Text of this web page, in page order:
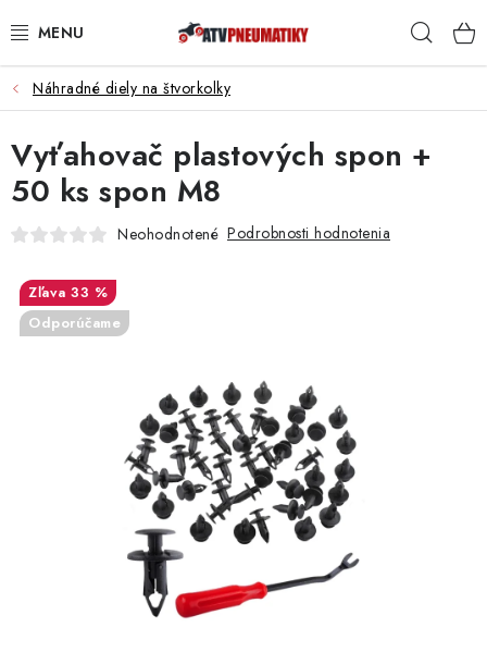
na
PNEUMATIKY
DISKY
ROZŠIROVACIE PODLOŽKY
OCHRANNÉ RÁMY
KRYTY PODVOZKU
NÁVLEKY TLMIČOV
NAVIJAKY COME UP WARN
OLEJE MAXIMA A FILTRE
Náhradné diely na štvorkolky
Vyťahovač plastových spon +
50 ks spon M8
Neohodnotené Podrobnosti hodnotenia
33 %
Odporúčame